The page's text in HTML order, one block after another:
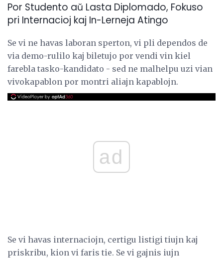
Por Studento aŭ Lasta Diplomado, Fokuso
pri Internacioj kaj In-Lerneja Atingo
Se vi ne havas laboran sperton, vi pli dependos de
via demo-rulilo kaj biletujo por vendi vin kiel
farebla tasko-kandidato - sed ne malhelpu uzi vian
vivokapablon por montri aliajn kapablojn.
ad
Se vi havas internaciojn, certigu listigi tiujn kaj
priskribu, kion vi faris tie. Se vi gajnis iujn